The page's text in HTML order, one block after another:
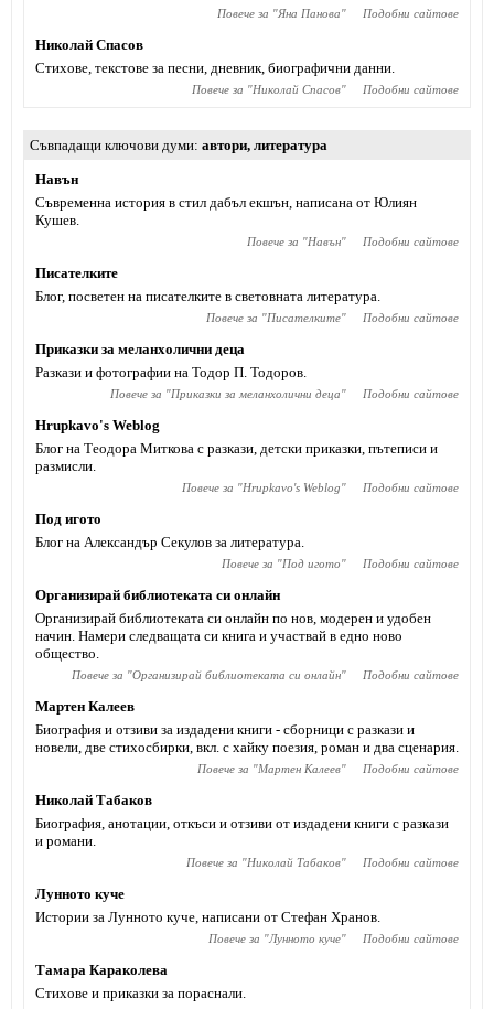
Повече за "Яна Панова" Подобни сайтове
Николай Спасов
Стихове, текстове за песни, дневник, биографични данни.
Повече за "Николай Спасов" Подобни сайтове
Съвпадащи ключови думи автори, литература
Навън
Съвременна история в стил дабъл екшън, написана от Юлиян
Кушев.
Повече за "Навън" Подобни сайтове
Писателките
Блог, посветен на писателките в световната литература.
Повече за "Писателките" Подобни сайтове
Приказки за меланхолични деца
Разкази и фотографии на Тодор П. Тодоров.
Повече за "Приказки за меланхолични деца" Подобни сайтове
Hrupkavo's Weblog
Блог на Теодора Миткова с разкази, детски приказки, пътеписи и
размисли.
Повече за "Hrupkavo's Weblog" Подобни сайтове
Под игото
Блог на Александър Секулов за литература.
Повече за "Под игото" Подобни сайтове
Организирай библиотеката си онлайн
Организирай библиотеката си онлайн по нов, модерен и удобен
начин. Намери следващата си книга и участвай в едно ново
общество.
Повече за "Организирай библиотеката си онлайн" Подобни сайтове
Мартен Калеев
Биография и отзиви за издадени книги - сборници с разкази и
новели, две стихосбирки, вкл. с хайку поезия, роман и два сценария.
Повече за "Мартен Калеев" Подобни сайтове
Николай Табаков
Биография, анотации, откъси и отзиви от издадени книги с разкази
и романи.
Повече за "Николай Табаков" Подобни сайтове
Лунното куче
Истории за Лунното куче, написани от Стефан Хранов.
Повече за "Лунното куче" Подобни сайтове
Тамара Караколева
Стихове и приказки за пораснали.